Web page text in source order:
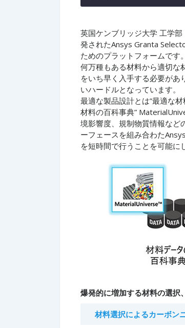
英国ケンブリッジ大学 工学
発されたAnsys Granta
ためのプラットフォームです。
何万種もある材料から適切な
をいち早く入手する必要が
いハードルとなっています。
最適な製品設計とは”最適な
材料の百科事典”
境影響度、規制物質情報など
ーフェースを組み合わた
を短時間で行うことを可能に
爆発的に増加する材料の選択
材料選択によるカーボン